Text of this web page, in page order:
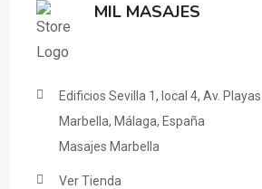
MIL MASAJES
Edificios Sevilla 1, local 4, Av.
Marbella, Málaga, España
Masajes Marbella
Ver Tienda